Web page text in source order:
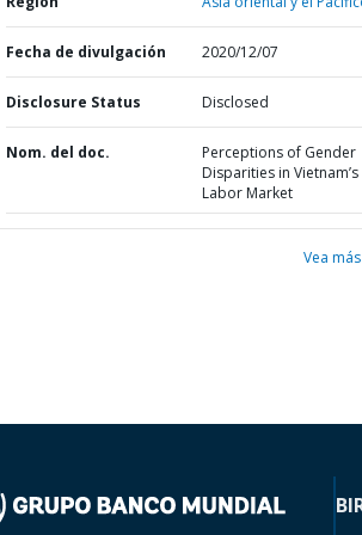
Fecha de divulgación 2020/12/07
Disclosure Status Disclosed
Nom. del doc.
Perceptions of Gender
Disparities in Vietnam’s
Labor Market
Vea más